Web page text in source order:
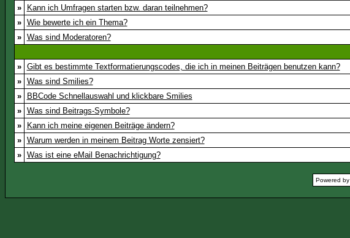
»
Kann ich Umfragen starten bzw. daran teilnehmen?
»
Wie bewerte ich ein Thema?
»
Was sind Moderatoren?
»
Gibt es bestimmte Textformatierungscodes, die ich in meinen Beiträgen benutzen kann?
»
Was sind Smilies?
»
BBCode Schnellauswahl und klickbare Smilies
»
Was sind Beitrags-Symbole?
»
Kann ich meine eigenen Beiträge ändern?
»
Warum werden in meinem Beitrag Worte zensiert?
»
Was ist eine eMail Benachrichtigung?
Powered by